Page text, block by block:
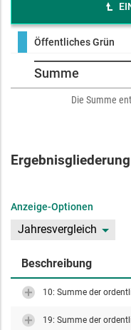
Öffentliches Grün
Summe
Die Summe
Ergebnisgliederung
Anzeige-Optionen
Jahresvergleich
Beschreibung
10: Summe der
19: Summe der